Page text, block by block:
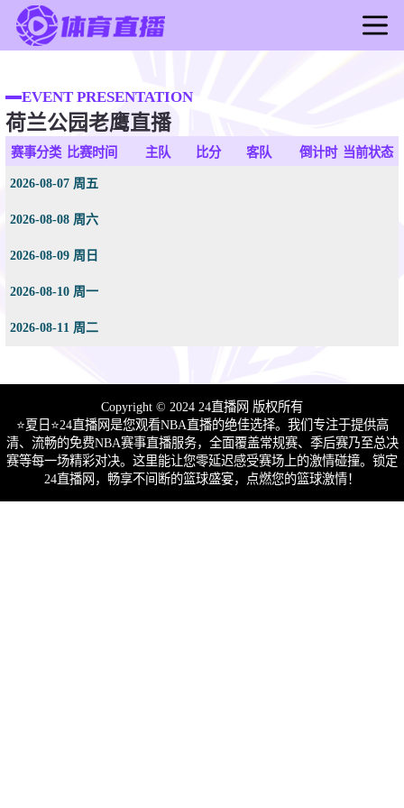
足球直播
篮球直播
足球录像
篮球新闻
EVENT PRESENTATION
荷兰公园老鹰直播
赛事分类 比赛时间 主队 比分 客队 倒计时 当前状态
2026-08-07 周五
2026-08-08 周六
2026-08-09 周日
2026-08-10 周一
2026-08-11 周二
Copyright © 2024 24直播网 版权所有
⭐️夏日⭐24直播网是您观看NBA直播的绝佳选择。我们专注于提供高
清、流畅的免费NBA赛事直播服务，全面覆盖常规赛、季后赛乃至总决
赛等每一场精彩对决。这里能让您零延迟感受赛场上的激情碰撞。锁定
24直播网，畅享不间断的篮球盛宴，点燃您的篮球激情！